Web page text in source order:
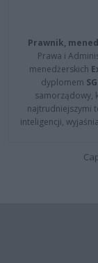
Prawnik,
Prawa i
menedżerskich
dyplomem
samorządowy,
najtrudniejszymi
inteligencji,